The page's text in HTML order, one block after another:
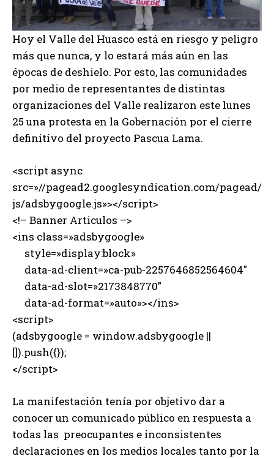
Hoy el Valle del Huasco está en riesgo y peligro
más que nunca, y lo estará más aún en las
épocas de deshielo. Por esto, las comunidades
por medio de representantes de distintas
organizaciones del Valle realizaron este lunes
25 una protesta en la Gobernación por el cierre
definitivo del proyecto Pascua Lama.
<script async
src=»//pagead2.googlesyndication.com/pagead/
js/adsbygoogle.js»></script>
<!– Banner Articulos –>
<ins class=»adsbygoogle»
style=»display:block»
data-ad-client=»ca-pub-2257646852564604″
data-ad-slot=»2173848770″
data-ad-format=»auto»></ins>
<script>
(adsbygoogle = window.adsbygoogle ||
[]).push({});
</script>
La manifestación tenía por objetivo dar a
conocer un comunicado público en respuesta a
todas las preocupantes e inconsistentes
declaraciones en los medios locales tanto por la